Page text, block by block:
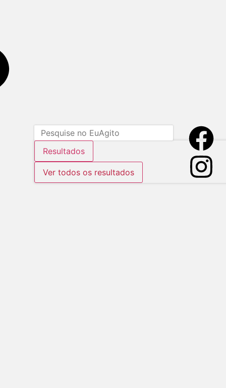
Resultados
Ver todos os resultados